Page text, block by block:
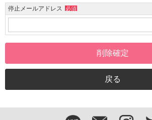
停止メールアドレス 必須